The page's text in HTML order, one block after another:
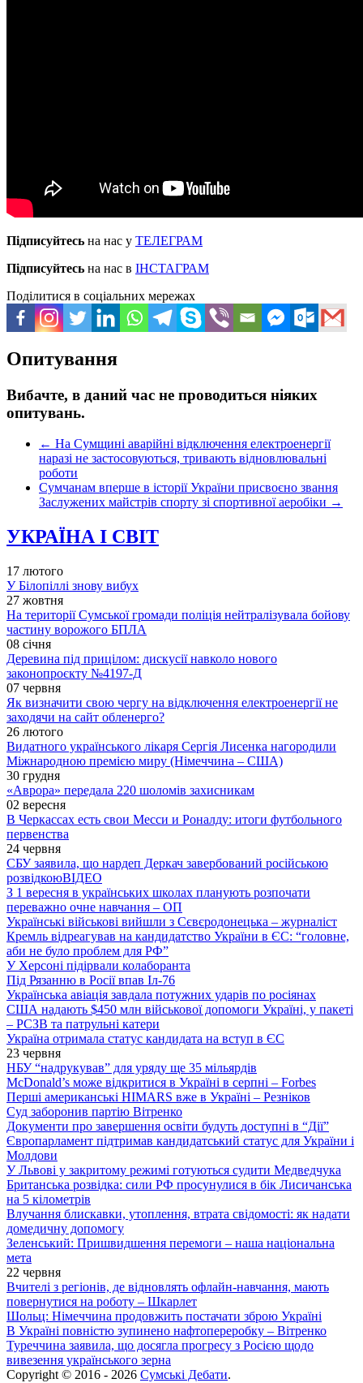
Підписуйтесь на нас у ТЕЛЕГРАМ
Підписуйтесь на нас в ІНСТАГРАМ
Поділитися в соціальних мережах
Опитування
Вибачте, в даний час не проводиться ніяких
опитувань.
← На Сумщині аварійні відключення електроенергії
наразі не застосовуються, тривають відновлювальні
роботи
Сумчанам вперше в історії України присвоєно звання
Заслужених майстрів спорту зі спортивної аеробіки →
УКРАЇНА І СВІТ
17 лютого
У Білопіллі знову вибух
27 жовтня
На території Сумської громади поліція нейтралізувала бойову
частину ворожого БПЛА
08 січня
Деревина під прицілом: дискусії навколо нового
законопроєкту №4197-Д
07 червня
Як визначити свою чергу на відключення електроенергії не
заходячи на сайт обленерго?
26 лютого
Видатного українського лікаря Сергія Лисенка нагородили
Міжнародною премією миру (Німеччина – США)
30 грудня
«Аврора» передала 220 шоломів захисникам
02 вересня
В Черкассах есть свои Месси и Роналду: итоги футбольного
первенства
24 червня
СБУ заявила, що нардеп Деркач завербований російською
розвідкоюВІДЕО
З 1 вересня в українських школах планують розпочати
переважно очне навчання – ОП
Українські військові вийшли з Сєвєродонецька – журналіст
Кремль відреагував на кандидатство України в ЄС: “головне,
аби не було проблем для РФ”
У Херсоні підірвали колаборанта
Під Рязанню в Росії впав Іл-76
Українська авіація завдала потужних ударів по росіянах
США надають $450 млн військової допомоги Україні, у пакеті
– РСЗВ та патрульні катери
Україна отримала статус кандидата на вступ в ЄС
23 червня
НБУ “надрукував” для уряду ще 35 мільярдів
McDonald’s може відкритися в Україні в серпні – Forbes
Перші американські HIMARS вже в Україні – Резніков
Суд заборонив партію Вітренко
Документи про завершення освіти будуть доступні в “Дії”
Європарламент підтримав кандидатський статус для України і
Молдови
У Львові у закритому режимі готуються судити Медведчука
Британська розвідка: сили РФ просунулися в бік Лисичанська
на 5 кілометрів
Влучання блискавки, утоплення, втрата свідомості: як надати
домедичну допомогу
Зеленський: Пришвидшення перемоги – наша національна
мета
22 червня
Вчителі з регіонів, де відновлять офлайн-навчання, мають
повернутися на роботу – Шкарлет
Шольц: Німеччина продовжить постачати зброю Україні
В Україні повністю зупинено нафтопереробку – Вітренко
Туреччина заявила, що досягла прогресу з Росією щодо
вивезення українського зерна
Copyright © 2016 - 2026 Сумські Дебати.